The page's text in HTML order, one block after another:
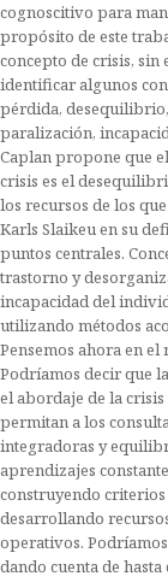
cognoscitivo para
propósito de este
concepto de crisis,
identificar algunos
pérdida,
paralización,
Caplan propone que
crisis es el
los recursos de los
Karls Slaikeu en su
puntos centrales.
trastorno y
incapacidad del
utilizando métodos
Pensemos ahora en
Podríamos decir que
el abordaje de la
permitan a los
integradoras y
aprendizajes
construyendo criterios
desarrollando
operativos.
dando cuenta de